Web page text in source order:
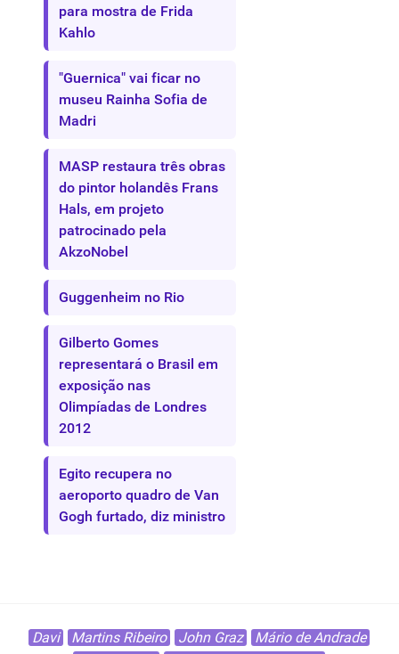
para mostra de Frida
Kahlo
"Guernica" vai ficar no
museu Rainha Sofia de
Madri
MASP restaura três obras
do pintor holandês Frans
Hals, em projeto
patrocinado pela
AkzoNobel
Guggenheim no Rio
Gilberto Gomes
representará o Brasil em
exposição nas
Olimpíadas de Londres
2012
Egito recupera no
aeroporto quadro de Van
Gogh furtado, diz ministro
Davi Martins Ribeiro John Graz
Mário de Andrade